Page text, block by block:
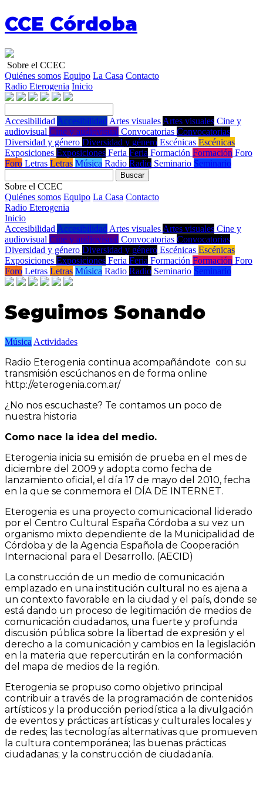
CCE Córdoba
Sobre el CCEC
Quiénes somos Equipo La Casa Contacto
Radio Eterogenia Inicio
Accesibilidad Accesibilidad Artes visuales Artes visuales Cine y
audiovisual Cine y audiovisual Convocatorias Convocatorias
Diversidad y género Diversidad y género Escénicas Escénicas
Exposiciones Exposiciones Feria Feria Formación Formación Foro
Foro Letras Letras Música Radio Radio Seminario Seminario
Buscar
Sobre el CCEC
Quiénes somos Equipo La Casa Contacto
Radio Eterogenia
Inicio
Accesibilidad Accesibilidad Artes visuales Artes visuales Cine y
audiovisual Cine y audiovisual Convocatorias Convocatorias
Diversidad y género Diversidad y género Escénicas Escénicas
Exposiciones Exposiciones Feria Feria Formación Formación Foro
Foro Letras Letras Música Radio Radio Seminario Seminario
Seguimos Sonando
Música Actividades
Radio Eterogenia continua acompañándote con su
transmisión escúchanos en de forma online
http://eterogenia.com.ar/
¿No nos escuchaste? Te contamos un poco de
nuestra historia
Como nace la idea del medio.
Eterogenia inicia su emisión de prueba en el mes de
diciembre del 2009 y adopta como fecha de
lanzamiento oficial, el día 17 de mayo del 2010, fecha
en la que se conmemora el DÍA DE INTERNET.
Eterogenia es una proyecto comunicacional liderado
por el Centro Cultural España Córdoba a su vez un
organismo mixto dependiente de la Municipalidad de
Córdoba y de la Agencia Española de Cooperación
Internacional para el Desarrollo. (AECID)
La construcción de un medio de comunicación
emplazado en una institución cultural no es ajena a
un contexto favorable en la ciudad y el país, donde se
está dando un proceso de legitimación de medios de
comunicación ciudadanos, una fuerte y profunda
discusión pública sobre la libertad de expresión y el
derecho a la comunicación y cambios en la legislación
en la materia que repercutirán en la conformación
del mapa de medios de la región.
Eterogenia se propuso como objetivo principal
contribuir a través de la programación de contenidos
artísticos y la producción periodística a la divulgación
de eventos y prácticas artísticas y culturales locales y
de redes; las tecnologías alternativas que promueven
la cultura contemporánea; las buenas prácticas
ciudadanas; y la construcción de ciudadanía.